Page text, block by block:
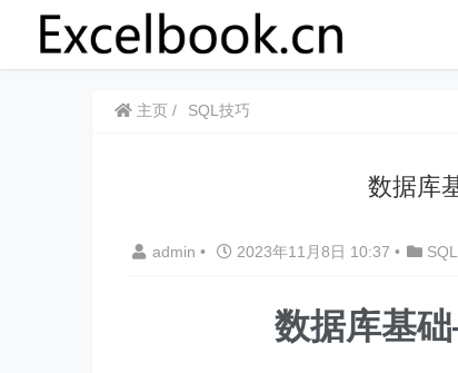
主页 SQL技巧
数据库
admin • 2023年11月8日 10:37 •
数据库基